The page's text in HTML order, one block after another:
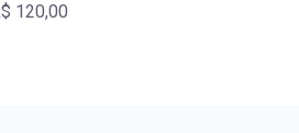
120,00